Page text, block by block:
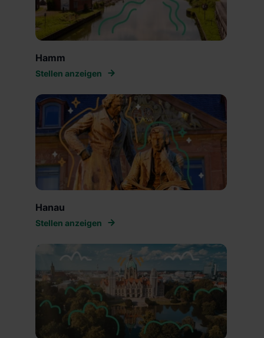
Hamm
Stellen anzeigen
Hanau
Stellen anzeigen